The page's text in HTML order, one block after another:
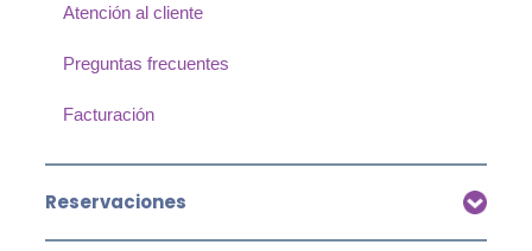
Atención al cliente
Preguntas frecuentes
Facturación
Reservaciones